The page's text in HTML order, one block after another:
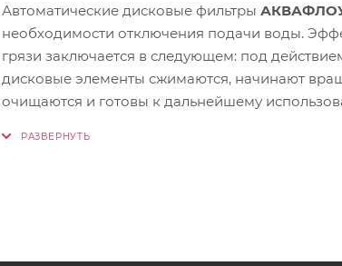
Автоматические дисковые фильтры
необходимости отключения подачи воды.
грязи заключается в следующем: под
дисковые элементы сжимаются, начинают
очищаются и готовы к дальнейшему